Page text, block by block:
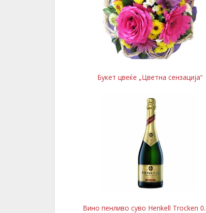
Букет цвеќе „Цветна сензација“
Вино пенливо суво Henkell Trocken